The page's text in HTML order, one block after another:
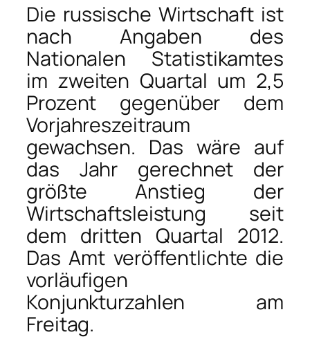
Die russische Wirtschaft ist
nach Angaben des
Nationalen Statistikamtes
im zweiten Quartal um 2,5
Prozent gegenüber dem
Vorjahreszeitraum
gewachsen. Das wäre auf
das Jahr gerechnet der
größte Anstieg der
Wirtschaftsleistung seit
dem dritten Quartal 2012.
Das Amt veröffentlichte die
vorläufigen
Konjunkturzahlen am
Freitag.